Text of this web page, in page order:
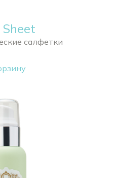
салфетки